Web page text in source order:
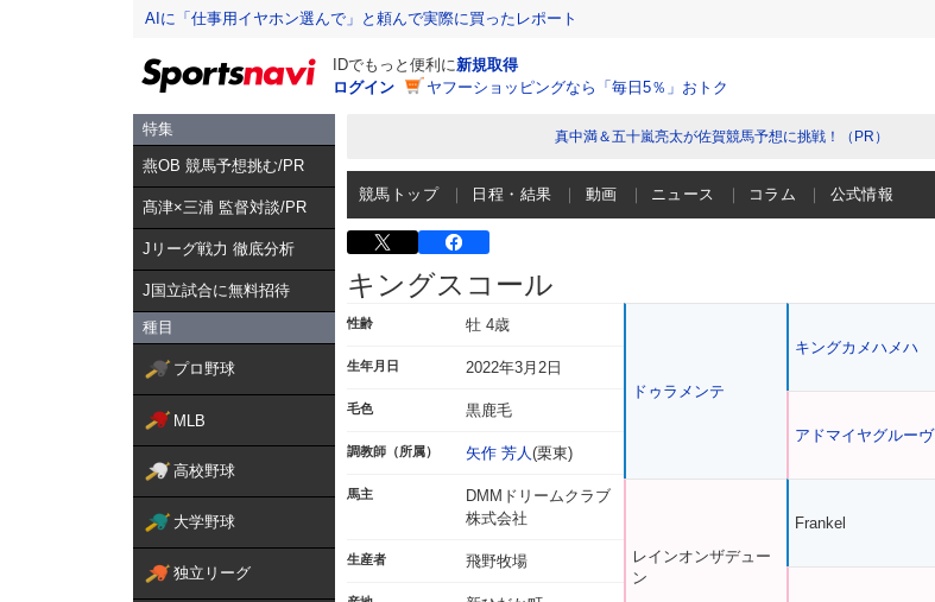
AIに「仕事用イヤホン選んで」と頼んで実際に買ったレポート
IDでもっと便利に新規取得
ログイン
ヤフーショッピングなら「毎日5％」おトク
特集
燕OB 競馬予想挑む/PR
髙津×三浦 監督対談/PR
Jリーグ戦力 徹底分析
J国立試合に無料招待
種目
プロ野球
MLB
高校野球
大学野球
独立リーグ
真中満＆五十嵐亮太が佐賀競馬予想に挑戦！（PR）
競馬トップ 日程・結果 動画 ニュース コラム 公式情報
キングスコール
性齢 牡 4歳
生年月日 2022年3月2日
毛色 黒鹿毛
調教師（所属） 矢作 芳人(栗東)
馬主
DMMドリームクラブ
株式会社
生産者 飛野牧場
ドゥラメンテ
レインオンザデュー
ン
キングカメハメハ
アドマイヤグルーヴ
Frankel